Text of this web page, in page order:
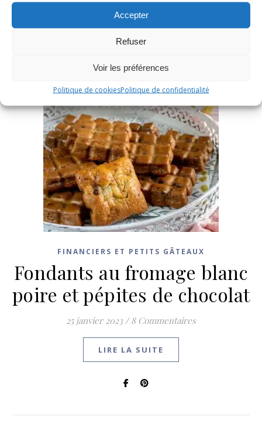
Accepter
Refuser
Voir les préférences
Politique de cookiesPolitique de confidentialité
FINANCIERS ET PETITS GÂTEAUX
Fondants au fromage blanc
poire et pépites de chocolat
25 janvier 2023 / 8 Commentaires
LIRE LA SUITE